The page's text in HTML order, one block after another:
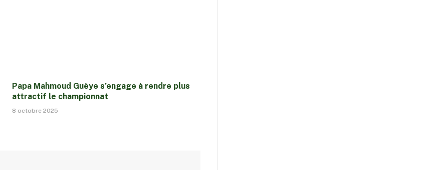
Papa Mahmoud Guèye s’engage à rendre plus
attractif le championnat
8 octobre 2025